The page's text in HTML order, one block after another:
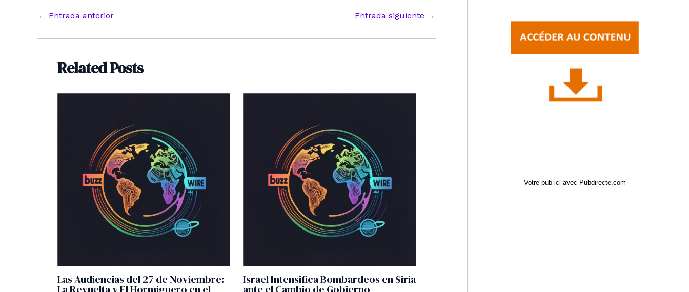
Navegación
entradas
← Entrada anterior Entrada siguiente →
Related Posts
Las Audiencias del 27 de Noviembre: Israel Intensifica Bombardeos en Siria
Votre pub ici avec Pubdirecte.com